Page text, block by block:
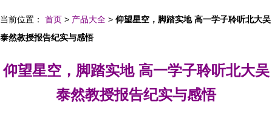
当前位置： 首页 > 产品大全 > 仰望星空，脚踏实地 高一学子聆听北大吴
泰然教授报告纪实与感悟
仰望星空，脚踏实地 高一学子聆听北大吴
泰然教授报告纪实与感悟